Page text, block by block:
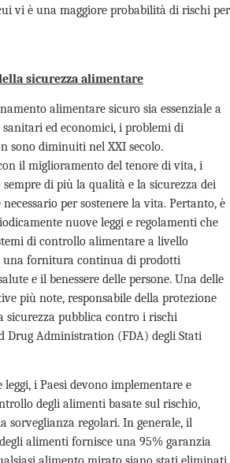
vi è una maggiore probabilità di rischi per
sicurezza alimentare
alimentare sicuro sia essenziale a
ed economici, i problemi di
sono diminuiti nel XXI secolo.
il miglioramento del tenore di vita, i
di più la qualità e la sicurezza dei
per sostenere la vita. Pertanto, è
nuove leggi e regolamenti che
di controllo alimentare a livello
una fornitura continua di prodotti
e il benessere delle persone. Una delle
più note, responsabile della protezione
sicurezza pubblica contro i rischi
Drug Administration (FDA) degli Stati
i Paesi devono implementare e
degli alimenti basate sul rischio,
sorveglianza regolari. In generale, il
alimenti fornisce una 95% garanzia